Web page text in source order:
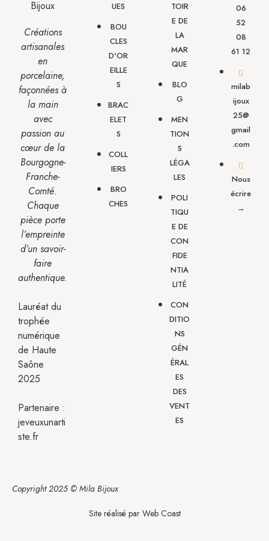
Créations
artisanales
en
porcelaine,
façonnées à
la main
avec
passion au
cœur de la
Bourgogne-
Franche-
Comté.
Chaque
pièce porte
l’empreinte
d’un savoir-
faire
authentique.
Lauréat du
trophée
numérique
de Haute
Saône
2025
Partenaire :
jeveuxunarti
ste.fr
UES
BOU
CLES
D'OR
EILLE
S
BRAC
ELET
S
COLL
IERS
BRO
CHES
TOIR
E DE
LA
MAR
QUE
BLO
G
MEN
TION
S
LÉGA
LES
POLI
TIQU
E DE
CON
FIDE
NTIA
LITÉ
CON
DITIO
NS
GÉN
ÉRAL
ES
DES
VENT
ES
06
52
08
61 12
milab
ijoux
25@
gmail
.com
Nous
écrire
→
Copyright 2025 © Mila Bijoux
Site réalisé par Web Coast